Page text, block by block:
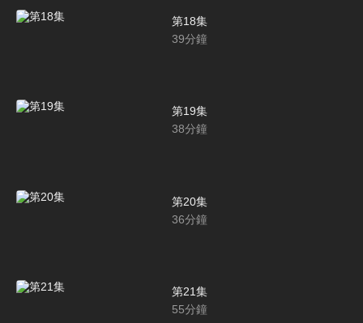
第18集
39分鐘
第19集
38分鐘
第20集
36分鐘
第21集
55分鐘